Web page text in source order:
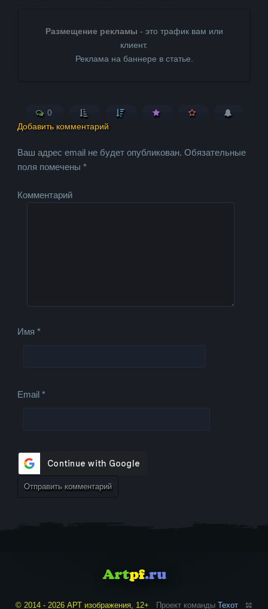
Размещение рекламы - это трафик вам или
клиент.
Реклама на баннере в статье.
0
Добавить комментарий
Ваш адрес email не будет опубликован. Обязательные
поля помечены*
Комментарий
Имя*
Email*
© 2014 - 2026 АРТ изображения, 12+ Проект команды Техот 𝌴